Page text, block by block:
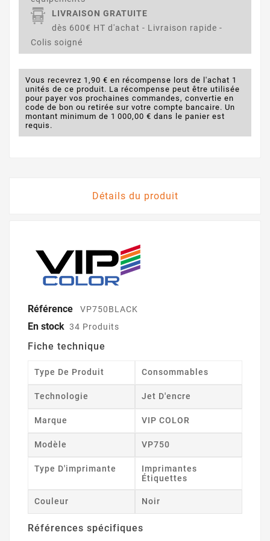
LIVRAISON GRATUITE
dès 600€ HT d'achat - Livraison rapide -
Colis soigné
Vous recevrez 1,90 € en récompense lors de l'achat 1
unités de ce produit. La récompense peut être utilisée
pour payer vos prochaines commandes, convertie en
code de bon ou retirée sur votre compte bancaire. Un
montant minimum de 1 000,00 € dans le panier est
requis.
Détails du produit
Référence VP750BLACK
En stock 34 Produits
Fiche technique
Type De Produit Consommables
Technologie Jet D'encre
Marque VIP COLOR
Modèle VP750
Type D'imprimante
Imprimantes
Étiquettes
Couleur Noir
Références spécifiques